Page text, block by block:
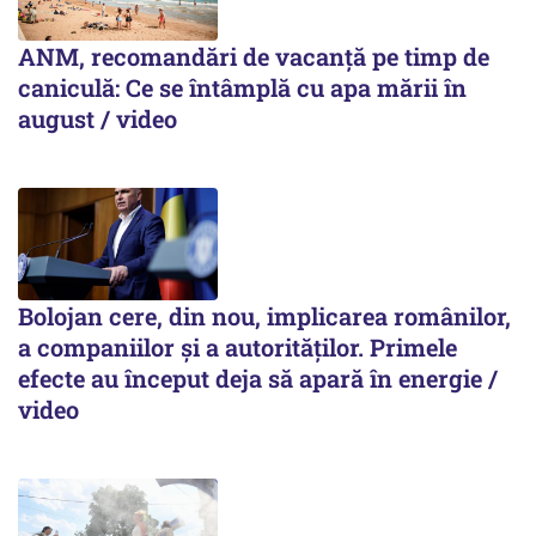
ANM, recomandări de vacanță pe timp de
caniculă: Ce se întâmplă cu apa mării în
august / video
Bolojan cere, din nou, implicarea românilor,
a companiilor și a autorităților. Primele
efecte au început deja să apară în energie /
video